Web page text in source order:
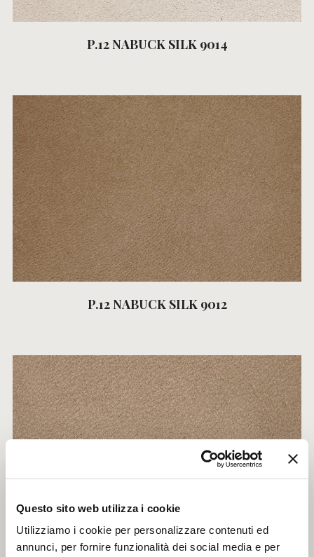
Questo sito web utilizza i cookie
Utilizziamo i cookie per personalizzare contenuti ed
annunci, per fornire funzionalità dei social media e per
P.12 NABUCK SILK 9014
P.12 NABUCK SILK 9012